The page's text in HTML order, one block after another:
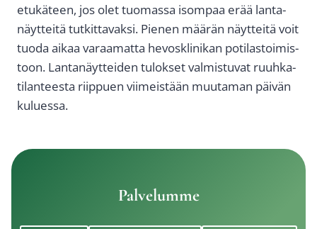
etu­kä­teen, jos olet tuo­mas­sa isom­paa erää lan­ta­
näyt­tei­tä tut­kit­ta­vak­si. Pie­nen mää­rän näyt­tei­tä voit
tuo­da aikaa varaa­mat­ta hevoskli­ni­kan poti­las­toi­mis­
toon. Lan­ta­näyt­tei­den tulok­set val­mis­tu­vat ruuh­ka­
ti­lan­tees­ta riip­puen vii­meis­tään muu­ta­man päi­vän
kulues­sa.
Pal­ve­lum­me